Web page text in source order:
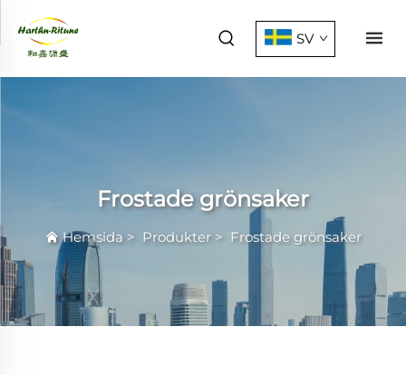
SV
Frostade grönsaker
Hemsida> Produkter> Frostade grönsaker